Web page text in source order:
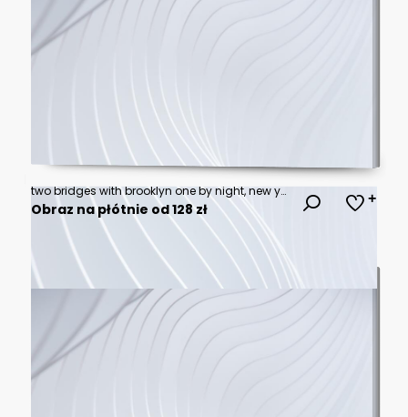
two bridges with brooklyn one by night, new york, panorama
Obraz na płótnie od 128 zł